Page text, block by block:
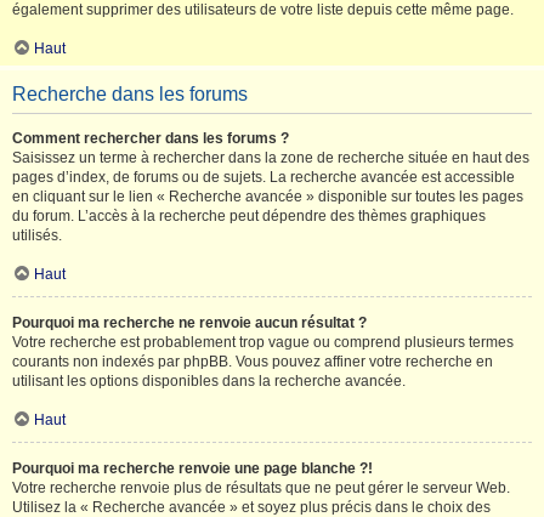
également supprimer des utilisateurs de votre liste depuis cette même page.
Haut
Recherche dans les forums
Comment rechercher dans les forums ?
Saisissez un terme à rechercher dans la zone de recherche située en haut des
pages d’index, de forums ou de sujets. La recherche avancée est accessible
en cliquant sur le lien « Recherche avancée » disponible sur toutes les pages
du forum. L’accès à la recherche peut dépendre des thèmes graphiques
utilisés.
Haut
Pourquoi ma recherche ne renvoie aucun résultat ?
Votre recherche est probablement trop vague ou comprend plusieurs termes
courants non indexés par phpBB. Vous pouvez affiner votre recherche en
utilisant les options disponibles dans la recherche avancée.
Haut
Pourquoi ma recherche renvoie une page blanche ?!
Votre recherche renvoie plus de résultats que ne peut gérer le serveur Web.
Utilisez la « Recherche avancée » et soyez plus précis dans le choix des